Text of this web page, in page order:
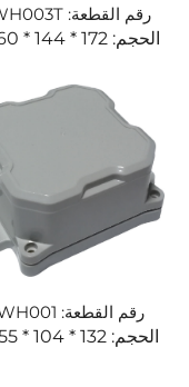
رقم القطعة: PWH003T
الحجم: 172 * 144 * 60 مم
رقم القطعة: PWH001
الحجم: 132 * 104 * 55 مم